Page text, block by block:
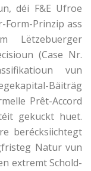
déi F&E Ufroe
Form-Prinzip ass
Lëtzebuerger
(Case Nr.
vun
Bäiträg
Prêt-Accord
gekuckt huet.
berécksiichtegt
Natur vun
extremt Schold-